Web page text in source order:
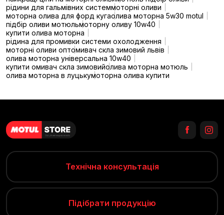
рідини для гальмівних системмоторні оливи
моторна олива для форд кугаолива моторна 5w30 motul
підбір оливи мотюльмоторну оливу 10w40
купити олива моторна
рідина для промивки системи охолодження
моторні оливи оптомивач скла зимовий львів
олива моторна універсальна 10w40
купити омивач скла зимовийолива моторна мотюль
олива моторна в луцькумоторна олива купити
Технічна консультація
Підібрати продукцію